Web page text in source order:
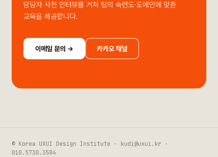
담당자 사전 인터뷰를 거쳐 팀의 숙련도·도메인에 맞춘
교육을 제공합니다.
이메일 문의 → 카카오 채널
© Korea UXUI Design Institute · kudi@uxui.kr ·
010.5730.3584